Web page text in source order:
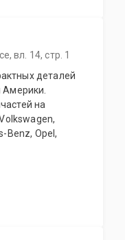
вл. 14, стр. 1
деталей
на
Benz, Opel,